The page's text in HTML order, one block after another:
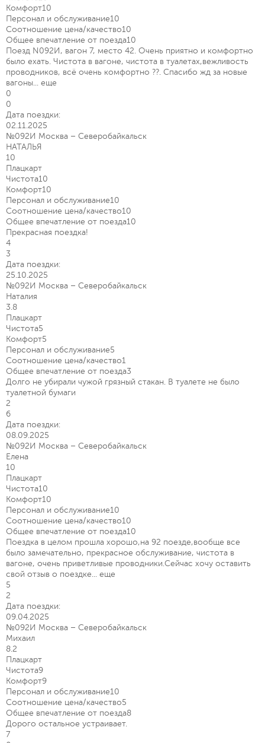
Комфорт10
Персонал и обслуживание10
Соотношение цена/качество10
Общее впечатление от поезда10
Поезд N092И, вагон 7, место 42. Очень приятно и комфортно
было ехать. Чистота в вагоне, чистота в туалетах,вежливость
проводников, всё очень комфортно ??. Спасибо жд за новые
вагоны... еще
0
0
Дата поездки:
02.11.2025
№092И Москва – Северобайкальск
НАТАЛЬЯ
10
Плацкарт
Чистота10
Комфорт10
Персонал и обслуживание10
Соотношение цена/качество10
Общее впечатление от поезда10
Прекрасная поездка!
4
3
Дата поездки:
25.10.2025
№092И Москва – Северобайкальск
Наталия
3.8
Плацкарт
Чистота5
Комфорт5
Персонал и обслуживание5
Соотношение цена/качество1
Общее впечатление от поезда3
Долго не убирали чужой грязный стакан. В туалете не было
туалетной бумаги
2
6
Дата поездки:
08.09.2025
№092И Москва – Северобайкальск
Елена
10
Плацкарт
Чистота10
Комфорт10
Персонал и обслуживание10
Соотношение цена/качество10
Общее впечатление от поезда10
Поездка в целом прошла хорошо,на 92 поезде,вообще все
было замечательно, прекрасное обслуживание, чистота в
вагоне, очень приветливые проводники.Сейчас хочу оставить
свой отзыв о поездке... еще
5
2
Дата поездки:
09.04.2025
№092И Москва – Северобайкальск
Михаил
8.2
Плацкарт
Чистота9
Комфорт9
Персонал и обслуживание10
Соотношение цена/качество5
Общее впечатление от поезда8
Дорого остальное устраивает.
7